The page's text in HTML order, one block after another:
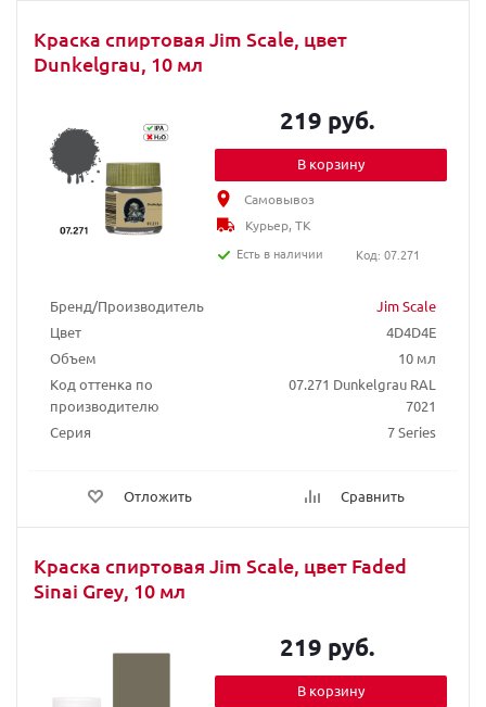
Краска спиртовая Jim Scale, цвет
Dunkelgrau, 10 мл
Бренд/Производитель
Jim Scale
Цвет
4D4D4E
Объем
10 мл
Код оттенка по
производителю
07.271 Dunkelgrau RAL
7021
Серия
7 Series
Отложить Сравнить
219 руб.
В корзину
Самовывоз
Курьер, ТК
Есть в наличии
Код: 07.271
Краска спиртовая Jim Scale, цвет Faded
Sinai Grey, 10 мл
219 руб.
В корзину